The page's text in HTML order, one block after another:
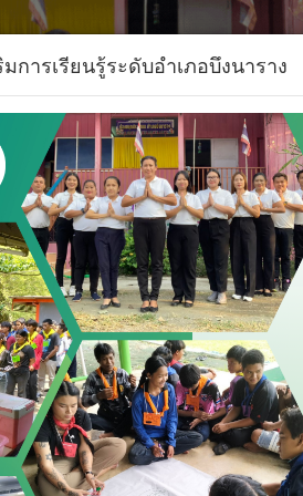
น ข่าวประชาสัมพันธ์ งาน
าราง ระบบดูแลช่วยเหลือผู้เรียน
การเรียนรู้ระดับอำเภอบึงนาราง